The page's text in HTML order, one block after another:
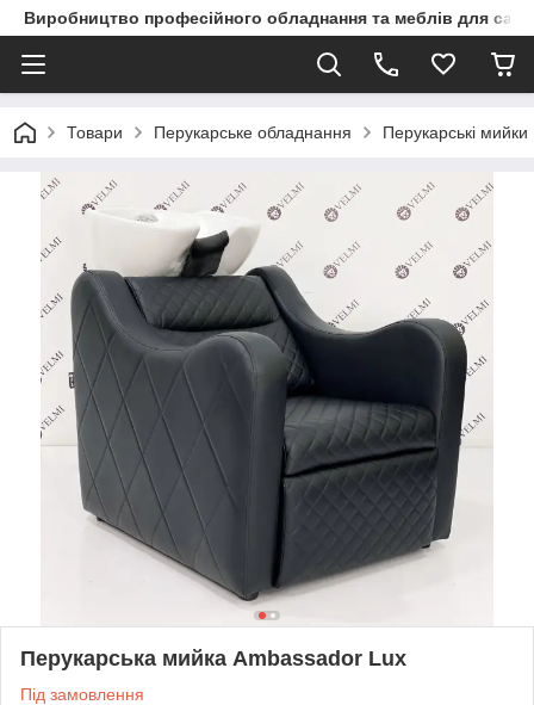
Виробництво професійного обладнання та меблів для
Товари Перукарське обладнання Перукарські мийки
Перукарська мийка Ambassador Lux
Під замовлення